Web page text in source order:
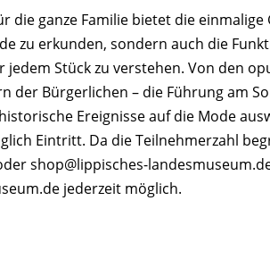
die ganze Familie bietet die
zu erkunden, sondern auch die
Stück zu verstehen. Von den
der Bürgerlichen – die Führung am
Ereignisse auf die Mode
Eintritt. Da die Teilnehmerzahl
shop@lippisches-
jederzeit möglich.